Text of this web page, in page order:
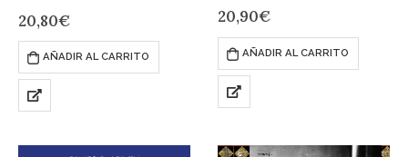
experiencia, la primera
colección de relatos de Kate
Folk…
20,80€
AÑADIR AL CARRITO
paternidad, con todos…
20,90€
AÑADIR AL CARRITO